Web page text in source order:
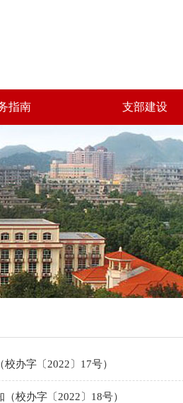
指南 支部建设
办字〔2022〕17号）
校办字〔2022〕18号）